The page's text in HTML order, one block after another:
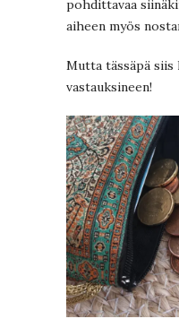
pohdittavaa
aiheen myös
Mutta tässäpä siis
vastauksineen!